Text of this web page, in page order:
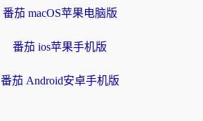
番茄 macOS苹果电脑版
番茄 ios苹果手机版
番茄 Android安卓手机版